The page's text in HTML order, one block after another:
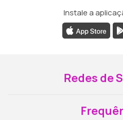
Instale a
Redes de